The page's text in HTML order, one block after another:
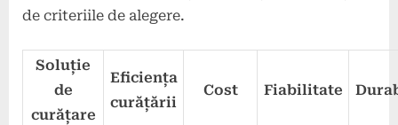
de criteriile de alegere.
Soluție
de
curățare
Eficiența
curățării
Cost Fiabilitate